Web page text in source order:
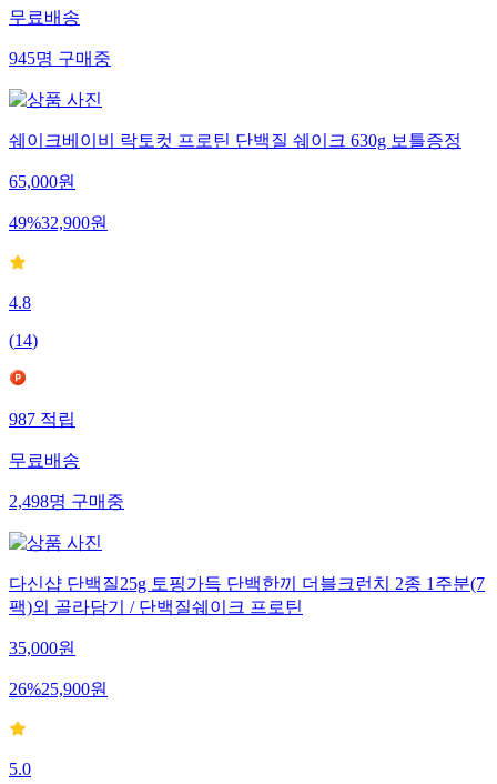
무료배송
945명구매중
쉐이크베이비 락토컷 프로틴 단백질 쉐이크 630g 보틀증정
65,000원
49%32,900원
4.8
(14)
987적립
무료배송
2,498명구매중
다신샵 단백질25g 토핑가득 단백한끼 더블크런치 2종 1주분(7
팩)외 골라담기 / 단백질쉐이크 프로틴
35,000원
26%25,900원
5.0